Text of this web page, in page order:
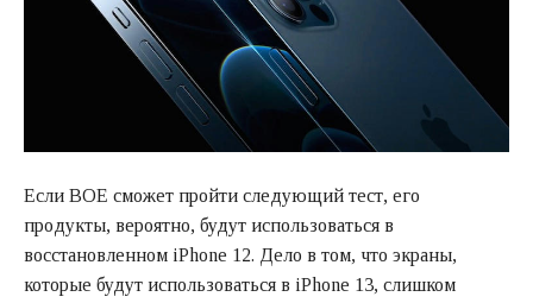
Если BOE сможет пройти следующий тест, его
продукты, вероятно, будут использоваться в
восстановленном iPhone 12. Дело в том, что экраны,
которые будут использоваться в iPhone 13, слишком